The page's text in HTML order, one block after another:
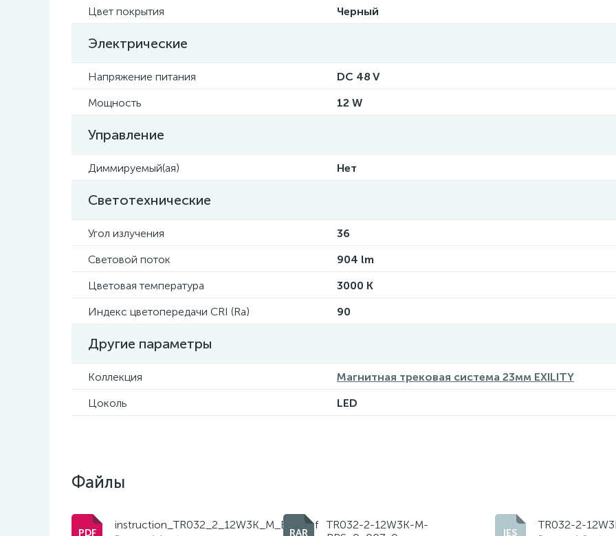
Цвет покрытия
Черный
Электрические
Напряжение питания
DC 48 V
Мощность
12 W
Управление
Диммируемый(ая) Нет
Светотехнические
Угол излучения
36
Световой поток
904 lm
Цветовая температура
3000 K
Индекс цветопередачи CRI (Ra)
90
Другие параметры
Коллекция
Магнитная трековая система 23мм EXILITY
Цоколь
LED
Файлы
instruction_TR032_2_12W3K_M_BBS.pdf
TR032-2-12W3K-M-
TR032-2-